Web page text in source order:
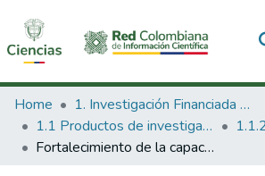
Communities & Collections
All of DSpace
Home
1. Investigación Financiada con Recursos Públicos
1.1 Productos de investigación
Fortalecimiento de la capacidad tecnológica y gestión del servicio integral de maquinaria agrícola del centro de investigación Nataima para el manejo sostenible de los suelos, en el Valle cálido del alto Magdalena.